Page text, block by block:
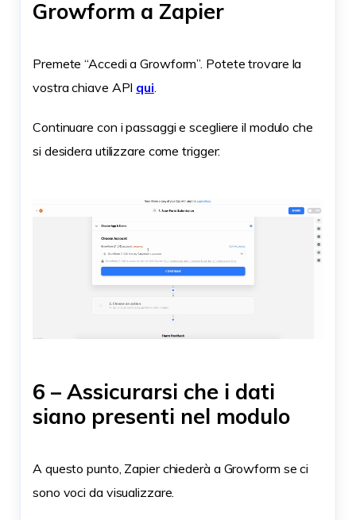
Growform a Zapier
Premete “Accedi a Growform”. Potete trovare la
vostra chiave API qui
Continuare con i passaggi e scegliere il modulo che
si desidera utilizzare come trigger:
6 – Assicurarsi che i dati
siano presenti nel modulo
A questo punto, Zapier chiederà a Growform se ci
sono voci da visualizzare.